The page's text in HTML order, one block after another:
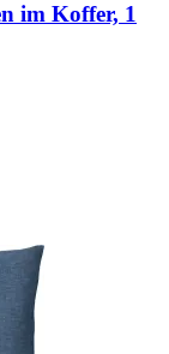
im Koffer, 1